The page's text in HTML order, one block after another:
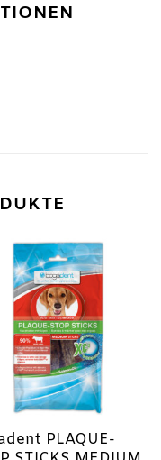
PLAQUE-